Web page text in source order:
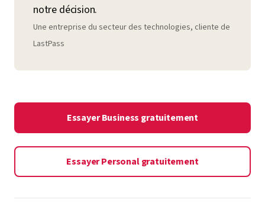
notre décision.
Une entreprise du secteur des technologies, cliente de
LastPass
Essayer Business gratuitement
Essayer Personal gratuitement